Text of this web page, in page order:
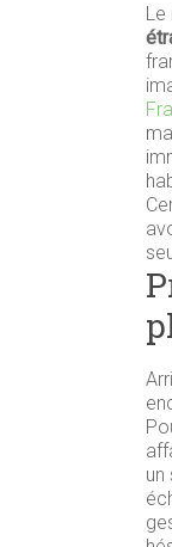
Le
un